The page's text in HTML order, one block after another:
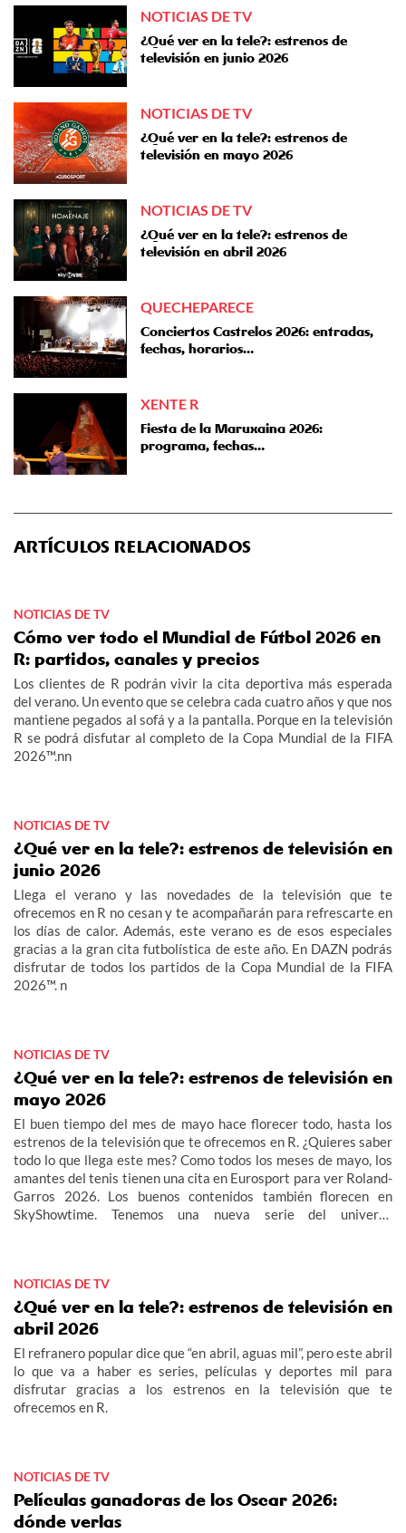
NOTICIAS DE TV
¿Qué ver en la tele?: estrenos de
televisión en junio 2026
NOTICIAS DE TV
¿Qué ver en la tele?: estrenos de
televisión en mayo 2026
NOTICIAS DE TV
¿Qué ver en la tele?: estrenos de
televisión en abril 2026
QUECHEPARECE
Conciertos Castrelos 2026: entradas,
fechas, horarios…
XENTE R
Fiesta de la Maruxaina 2026:
programa, fechas…
ARTÍCULOS RELACIONADOS
NOTICIAS DE TV
Cómo ver todo el Mundial de Fútbol 2026 en
R: partidos, canales y precios
Los clientes de R podrán vivir la cita deportiva más esperada
del verano. Un evento que se celebra cada cuatro años y que nos
mantiene pegados al sofá y a la pantalla. Porque en la televisión
R se podrá disfutar al completo de la Copa Mundial de la FIFA
2026™.nn
NOTICIAS DE TV
¿Qué ver en la tele?: estrenos de televisión en
junio 2026
Llega el verano y las novedades de la televisión que te
ofrecemos en R no cesan y te acompañarán para refrescarte en
los días de calor. Además, este verano es de esos especiales
gracias a la gran cita futbolística de este año. En DAZN podrás
disfrutar de todos los partidos de la Copa Mundial de la FIFA
2026™. n
NOTICIAS DE TV
¿Qué ver en la tele?: estrenos de televisión en
mayo 2026
El buen tiempo del mes de mayo hace florecer todo, hasta los
estrenos de la televisión que te ofrecemos en R. ¿Quieres saber
todo lo que llega este mes? Como todos los meses de mayo, los
amantes del tenis tienen una cita en Eurosport para ver Roland-
Garros 2026. Los buenos contenidos también florecen en
SkyShowtime. Tenemos una nueva serie del universo
temporada de The Walking Dead: Daryl Dixon. Y en Star
Channel conoceremos al exconvicto reconvertido en detective
en RJ Decker. Y si lo tuyo son los documentales, no te pierdas
NOTICIAS DE TV
¿Qué ver en la tele?: estrenos de televisión en
abril 2026
El refranero popular dice que “en abril, aguas mil”, pero este abril
lo que va a haber es series, películas y deportes mil para
disfrutar gracias a los estrenos en la televisión que te
ofrecemos en R.
NOTICIAS DE TV
Películas ganadoras de los Oscar 2026:
dónde verlas